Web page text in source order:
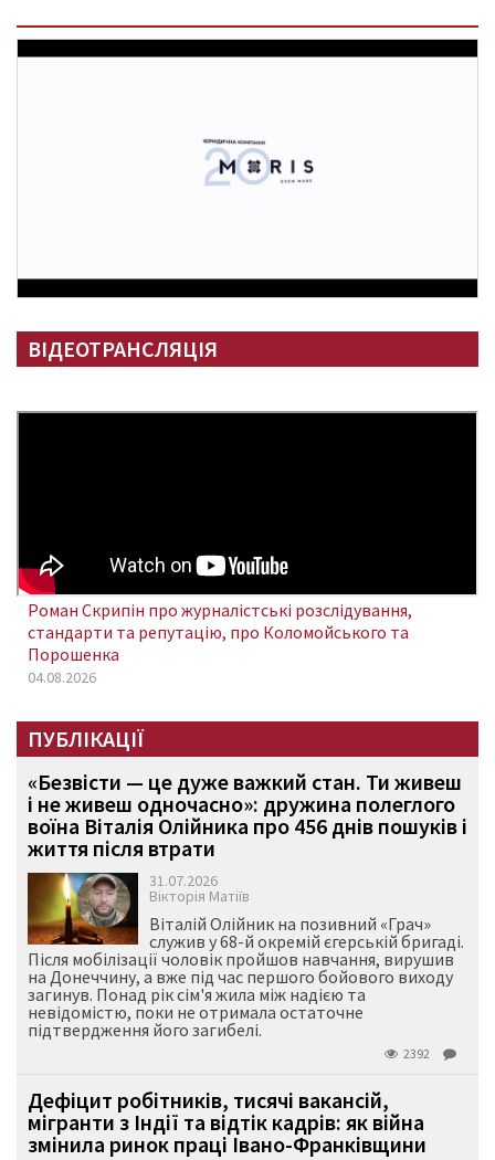
ВІДЕОТРАНСЛЯЦІЯ
Роман Скрипін про журналістські розслідування,
стандарти та репутацію, про Коломойського та
Порошенка
04.08.2026
ПУБЛІКАЦІЇ
«Безвісти — це дуже важкий стан. Ти живеш
і не живеш одночасно»: дружина полеглого
воїна Віталія Олійника про 456 днів пошуків і
життя після втрати
31.07.2026
Вікторія Матіїв
Віталій Олійник на позивний «Грач»
служив у 68-й окремій єгерській бригаді.
Після мобілізації чоловік пройшов навчання, вирушив
на Донеччину, а вже під час першого бойового виходу
загинув. Понад рік сім'я жила між надією та
невідомістю, поки не отримала остаточне
підтвердження його загибелі.
2392
Дефіцит робітників, тисячі вакансій,
мігранти з Індії та відтік кадрів: як війна
змінила ринок праці Івано-Франківщини